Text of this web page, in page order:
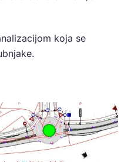
koja se